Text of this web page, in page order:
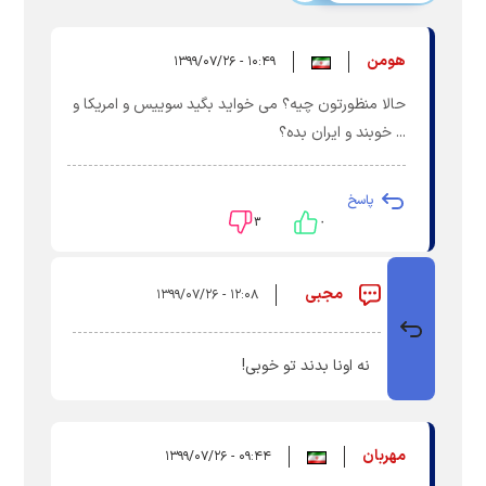
هومن ۱۰:۴۹ - ۱۳۹۹/۰۷/۲۶
حالا منظورتون چیه؟ می خواید بگید سوییس و امریکا و
... خوبند و ایران بده؟
پاسخ
۰ ۳
مجبی ۱۲:۰۸ - ۱۳۹۹/۰۷/۲۶
نه اونا بدند تو خوبی!
مهربان ۰۹:۴۴ - ۱۳۹۹/۰۷/۲۶